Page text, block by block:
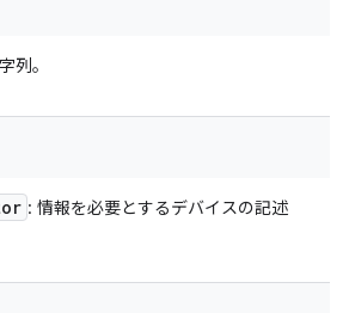
列。
: 情報を必要とするデバイスの記述